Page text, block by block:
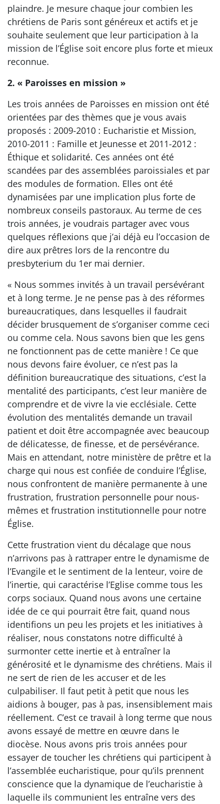
plaindre. Je mesure chaque jour combien les
chrétiens de Paris sont généreux et actifs et je
souhaite seulement que leur participation à la
mission de l’Église soit encore plus forte et mieux
reconnue.
2. « Paroisses en mission »
Les trois années de Paroisses en mission ont été
orientées par des thèmes que je vous avais
proposés : 2009-2010 : Eucharistie et Mission,
2010-2011 : Famille et Jeunesse et 2011-2012 :
Éthique et solidarité. Ces années ont été
scandées par des assemblées paroissiales et par
des modules de formation. Elles ont été
dynamisées par une implication plus forte de
nombreux conseils pastoraux. Au terme de ces
trois années, je voudrais partager avec vous
quelques réflexions que j’ai déjà eu l’occasion de
dire aux prêtres lors de la rencontre du
presbyterium du 1er mai dernier.
« Nous sommes invités à un travail persévérant
et à long terme. Je ne pense pas à des réformes
bureaucratiques, dans lesquelles il faudrait
décider brusquement de s’organiser comme ceci
ou comme cela. Nous savons bien que les gens
ne fonctionnent pas de cette manière ! Ce que
nous devons faire évoluer, ce n’est pas la
définition bureaucratique des situations, c’est la
mentalité des participants, c’est leur manière de
comprendre et de vivre la vie ecclésiale. Cette
évolution des mentalités demande un travail
patient et doit être accompagnée avec beaucoup
de délicatesse, de finesse, et de persévérance.
Mais en attendant, notre ministère de prêtre et la
charge qui nous est confiée de conduire l’Église,
nous confrontent de manière permanente à une
frustration, frustration personnelle pour nous-
mêmes et frustration institutionnelle pour notre
Église.
Cette frustration vient du décalage que nous
n’arrivons pas à rattraper entre le dynamisme de
l’Evangile et le sentiment de la lenteur, voire de
l’inertie, qui caractérise l’Eglise comme tous les
corps sociaux. Quand nous avons une certaine
idée de ce qui pourrait être fait, quand nous
identifions un peu les projets et les initiatives à
réaliser, nous constatons notre difficulté à
surmonter cette inertie et à entraîner la
générosité et le dynamisme des chrétiens. Mais il
ne sert de rien de les accuser et de les
culpabiliser. Il faut petit à petit que nous les
aidions à bouger, pas à pas, insensiblement mais
réellement. C’est ce travail à long terme que nous
avons essayé de mettre en œuvre dans le
diocèse. Nous avons pris trois années pour
essayer de toucher les chrétiens qui participent à
l’assemblée eucharistique, pour qu’ils prennent
conscience que la dynamique de l’eucharistie à
laquelle ils communient les entraîne vers des